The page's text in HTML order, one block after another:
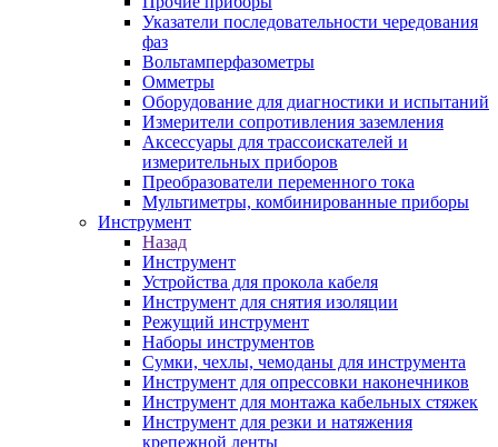
Указатели последовательности чередования
фаз
Вольтамперфазометры
Омметры
Оборудование для диагностики и испытаний
Измерители сопротивления заземления
Аксессуары для трассоискателей и
измерительных приборов
Преобразователи переменного тока
Мультиметры, комбинированные приборы
Инструмент
Назад
Инструмент
Устройства для прокола кабеля
Инструмент для снятия изоляции
Режущий инструмент
Наборы инструментов
Сумки, чехлы, чемоданы для инструмента
Инструмент для опрессовки наконечников
Инструмент для монтажа кабельных стяжек
Инструмент для резки и натяжения
крепежной ленты